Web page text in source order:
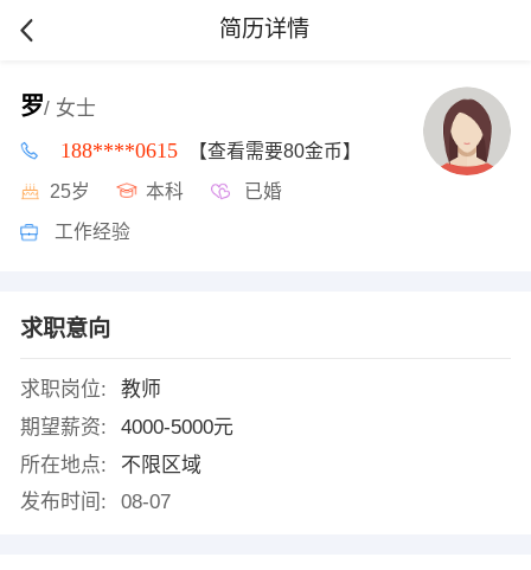
简历详情
罗/ 女士
188****0615 【查看需要80金币】
25岁 本科 已婚
工作经验
求职意向
求职岗位:
教师
期望薪资:
4000-5000元
所在地点:
不限区域
发布时间:
08-07